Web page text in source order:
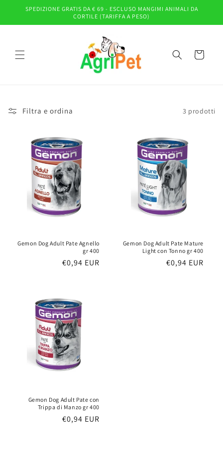
direttamente
SPEDIZIONE GRATIS DA € 69 - ESCLUSO MANGIMI ANIMALI DA
CORTILE (TARIFFA A PESO)
Carrello
Filtra e ordina 3 prodotti
Gemon Dog Adult Pate Agnello
gr 400
Prezzo
€0,94 EUR
Gemon Dog Adult Pate Mature
Light con Tonno gr 400
Prezzo
€0,94 EUR
Gemon Dog Adult Pate con
Trippa di Manzo gr 400
Prezzo
€0,94 EUR